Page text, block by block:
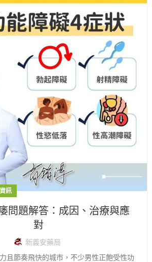
訊
問題解答：成因、治療與應
對
新義安藥局
且節奏飛快的城市，不少男性正飽受性功